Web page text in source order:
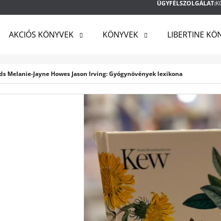
ÜGYFÉLSZOLGÁLAT:
AKCIÓS KÖNYVEK KÖNYVEK LIBERTINE
Melanie-Jayne Howes Jason Irving: Gyógynövények lexikona
AJÁNLJUK